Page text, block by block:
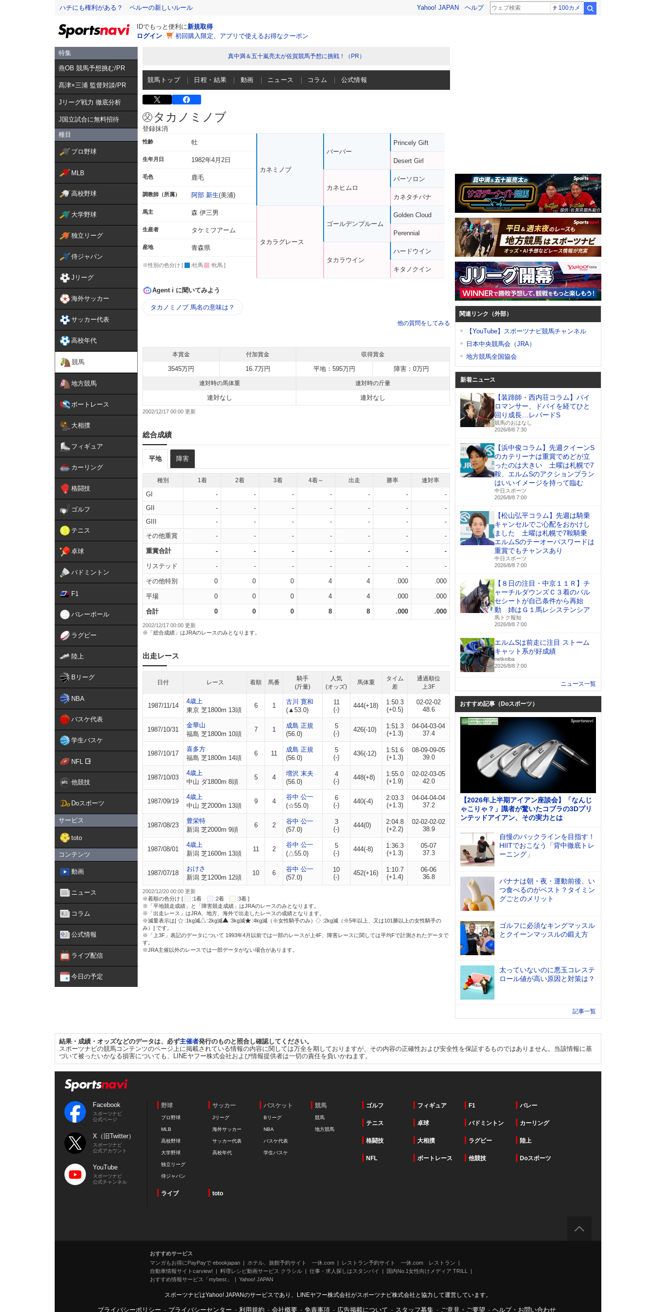
ハチにも権利がある？ ペルーの新しいルール Yahoo! JAPAN ヘルプ 100カメ
IDでもっと便利に新規取得
ログイン
初回購入限定、アプリで使えるお得なクーポン
特集
燕OB 競馬予想挑む/PR
髙津×三浦 監督対談/PR
Jリーグ戦力 徹底分析
J国立試合に無料招待
種目
プロ野球
MLB
高校野球
大学野球
独立リーグ
侍ジャパン
Jリーグ
海外サッカー
サッカー代表
高校年代
競馬
地方競馬
ボートレース
大相撲
フィギュア
カーリング
格闘技
ゴルフ
テニス
卓球
バドミントン
F1
バレーボール
ラグビー
陸上
Bリーグ
NBA
バスケ代表
学生バスケ
NFL
他競技
Doスポーツ
サービス
toto
コンテンツ
動画
ニュース
コラム
公式情報
ライブ配信
今日の予定
真中満＆五十嵐亮太が佐賀競馬予想に挑戦！（PR）
競馬トップ 日程・結果 動画 ニュース コラム 公式情報
タカノミノブ
登録抹消
性齢 牡
生年月日 1982年4月2日
毛色 鹿毛
調教師（所属） 阿部 新生(美浦)
馬主 森 伊三男
生産者 タケミフアーム
産地 青森県
※性別の色分け [ :牡馬 :牝馬 ]
カネミノブ
タカラグレース
バーバー
カネヒムロ
ゴールデンプルーム
タカラウイン
Princely Gift
Desert Girl
パーソロン
カネタチバナ
Golden Cloud
Perennial
ハードウイン
キタノクイン
Agent i に聞いてみよう
タカノミノブ 馬名の意味は？
他の質問をしてみる
本賞金 付加賞金 収得賞金
3545万円 16.7万円 平地：595万円 障害：0万円
連対時の馬体重 連対時の斤量
連対なし 連対なし
2002/12/17 00:00
総合成績
平地 障害
種別 1着 2着 3着 4着～ 出走 勝率 連対率
GI - - - - - -
-
GII
- - - - - -
-
GIII
- - - - - -
-
その他重賞
- - - - - - -
重賞合計 - - - - - - -
リステッド - - - - - - -
その他特別 0 0 0 4 4 .000 .000
平場 0 0 0 4 4 .000 .000
合計 0 0 0 8 8 .000 .000
2002/12/17 00:00 更新
※「総合成績」はJRAのレースのみとなります。
出走レース
日付 レース 着順 馬番
騎手
(斤量)
人気
(オッズ)
馬体重
タイム
差
通過順位
上3F
1987/11/14
4歳上
東京 芝1800m 13頭
6 1
古川 寛和
(▲53.0)
11
(-)
444(+18)
1:50.3
(+0.5)
02-02-02
48.6
1987/10/31
金華山
福島 芝1800m 10頭
7 1
成島 正規
(56.0)
5
(-)
426(-10)
1:51.3
(+1.3)
04-04-03-04
37.4
1987/10/17
喜多方
福島 芝1800m 14頭
6 11
成島 正規
(56.0)
5
(-)
436(-12)
1:51.6
(+1.3)
08-09-09-05
39.0
1987/10/03
4歳上
中山 ダ1800m 8頭
5 4
増沢 末夫
(56.0)
4
(-)
448(+8)
1:55.0
(+1.9)
02-02-03-05
42.0
1987/09/19
4歳上
中山 芝2000m 13頭
9 4
谷中 公一
(☆55.0)
6
(-)
440(-4)
2:03.3
(+1.3)
04-04-04-04
37.2
1987/08/23
豊栄特
新潟 芝2000m 9頭
6 2
谷中 公一
(57.0)
3
(-)
444(0)
2:04.8
(+2.2)
02-02-02-02
38.9
1987/08/01
4歳上
新潟 芝1600m 13頭
11 2
谷中 公一
(△55.0)
5
(-)
444(-8)
1:36.3
(+1.3)
05-07
37.3
1987/07/18
おけさ
新潟 芝1200m 12頭
10 6
谷中 公一
(57.0)
10
(-)
452(+16)
1:10.7
(+1.4)
06-06
36.8
2002/12/20 00:00 更新
※着順の色分け [
:1着 :2着
:3着 ]
※「平地競走成績」と「障害競走成績」はJRAのレースのみとなります。
※「出走レース」はJRA、地方、海外で出走したレースの成績となります。
※減量表示は[
:1kg減 :2kg減 :3kg減 :4kg減（※女性騎手のみ）
:2kg減（※5年以上、又は101勝以上の女性騎手の
み）] です。
※「上3F」表記のデータについて 1993年4月以前では一部のレースが上4F、障害レースに関しては平均Fで計測されたデータで
す。
※JRA主催以外のレースでは一部データがない場合があります。
関連リンク（外部）
【YouTube】スポーツナビ競馬チャンネル
日本中央競馬会（JRA）
地方競馬全国協会
新着ニュース
【装蹄師・西内荘コラム】パイ
ロマンサー、ドバイを経てひと
回り成長…レパードS
競馬のおはなし
2026/8/8 7:30
【浜中俊コラム】先週クイーンS
のカテリーナは重賞でめどが立
ったのは大きい 土曜は札幌で7
鞍、エルムSのアクションプラン
はいいイメージを持って臨む
中日スポーツ
2026/8/8 7:00
【松山弘平コラム】先週は騎乗
キャンセルでご心配をおかけし
ました 土曜は札幌で7鞍騎乗
エルムSのテーオーパスワードは
重賞でもチャンスあり
中日スポーツ
2026/8/8 7:00
【８日の注目・中京１１Ｒ】チ
ャーチルダウンズＣ３着のバル
セシートが自己条件から再始
動 姉はＧ１馬レシステンシア
馬トク報知
2026/8/8 7:00
エルムSは前走に注目 ストーム
キャット系が好成績
netkeiba
2026/8/8 7:00
ニュース一覧
おすすめ記事（Doスポーツ）
【2026年上半期アイアン座談会】「なんじ
ゃこりゃ？」識者が驚いたコブラの3Dプリ
ンテッドアイアン、その実力とは
自慢のバックラインを目指す！
HIITでおこなう「背中徹底トレ
ーニング」
バナナは朝・夜・運動前後、い
つ食べるのがベスト？タイミン
グごとのメリット
ゴルフに必須なキングマッスル
とクイーンマッスルの鍛え方
太っていないのに悪玉コレステ
ロール値が高い原因と対策は？
記事一覧
結果・成績・オッズなどのデータは、必ず主催者発行のものと照合し確認してください。
スポーツナビの競馬コンテンツのページ上に掲載されている情報の内容に関しては万全を期しておりますが、その内容の正確性および安全性を保証するものではありません。当該情報に基
づいて被ったいかなる損害についても、LINEヤフー株式会社および情報提供者は一切の責任を負いかねます。
Facebook
スポーツナビ
公式ページ
X（旧Twitter）
スポーツナビ
公式アカウント
YouTube
スポーツナビ
公式チャンネル
野球
プロ野球
MLB
高校野球
大学野球
独立リーグ
侍ジャパン
サッカー
Jリーグ
海外サッカー
サッカー代表
高校年代
バスケット
Bリーグ
NBA
バスケ代表
学生バスケ
競馬
競馬
地方競馬
ゴルフ フィギュア F1 バレー
テニス 卓球 バドミントン カーリング
格闘技 大相撲 ラグビー 陸上
NFL ボートレース 他競技 Doスポーツ
ライブ toto
おすすめサービス
マンガもお得にPayPayで ebookjapan
ホテル、旅館予約サイト 一休.com
レストラン予約サイト 一休.com レストラン
自動車情報サイトcarview!
料理レシピ動画サービス クラシル 仕事・求人探しはスタンバイ
国内No.1女性向けメディア TRILL
おすすめ情報サービス「mybest」
Yahoo! JAPAN
スポーツナビはYahoo! JAPANのサービスであり、LINEヤフー株式会社がスポーツナビ株式会社と協力して運営しています。
プライバシーポリシー - プライバシーセンター - 利用規約 - 会社概要 - 免責事項 - 広告掲載について - スタッフ募集 - ご意見・ご要望 - ヘルプ・お問い合わせ